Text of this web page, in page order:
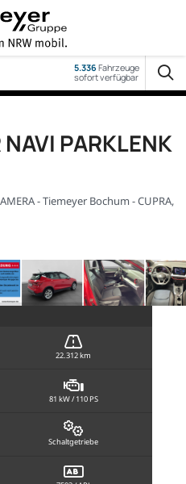
5.336Fahrzeuge
sofort verfügbar
PARKLENK
- Tiemeyer Bochum - CUPRA,
22.312 km
81 kW / 110 PS
Schaltgetriebe